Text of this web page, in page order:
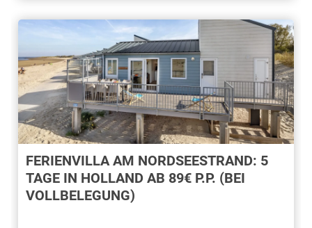
FERIENVILLA AM NORDSEESTRAND: 5
TAGE IN HOLLAND AB 89€ P.P. (BEI
VOLLBELEGUNG)